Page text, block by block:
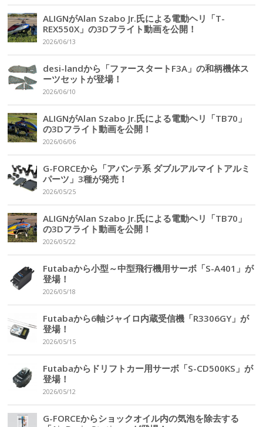
ALIGNがAlan Szabo Jr.氏による電動ヘリ「T-
REX550X」の3Dフライト動画を公開！
2026/06/13
desi-landから「ファースタートF3A」の和柄機体ス
ーツセットが登場！
2026/06/10
ALIGNがAlan Szabo Jr.氏による電動ヘリ「TB70」
の3Dフライト動画を公開！
2026/06/06
G-FORCEから「アバンテ系 ダブルアルマイトアルミ
パーツ」3種が発売！
2026/05/25
ALIGNがAlan Szabo Jr.氏による電動ヘリ「TB70」
の3Dフライト動画を公開！
2026/05/22
Futabaから小型～中型飛行機用サーボ「S-A401」が
登場！
2026/05/18
Futabaから6軸ジャイロ内蔵受信機「R3306GY」が
登場！
2026/05/15
Futabaからドリフトカー用サーボ「S-CD500KS」が
登場！
2026/05/12
G-FORCEからショックオイル内の気泡を除去する